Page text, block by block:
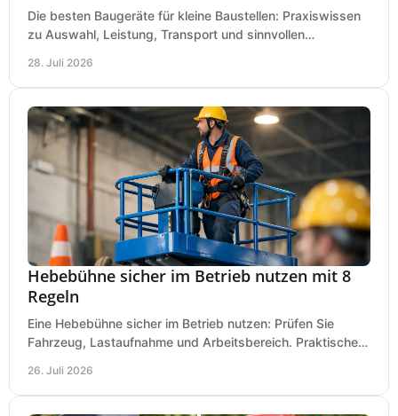
Die besten Baugeräte für kleine Baustellen: Praxiswissen
zu Auswahl, Leistung, Transport und sinnvollen
28. Juli 2026
Hebebühne sicher im Betrieb nutzen mit 8
Regeln
Eine Hebebühne sicher im Betrieb nutzen: Prüfen Sie
Fahrzeug, Lastaufnahme und Arbeitsbereich. Praktische
26. Juli 2026